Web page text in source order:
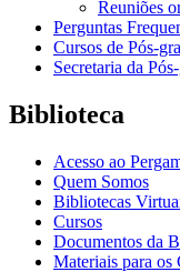
Reuniões
Perguntas
Cursos de Pós-
Secretaria da
Biblioteca
Acesso ao
Quem Somos
Bibliotecas
Cursos
Documentos da
Materiais para os